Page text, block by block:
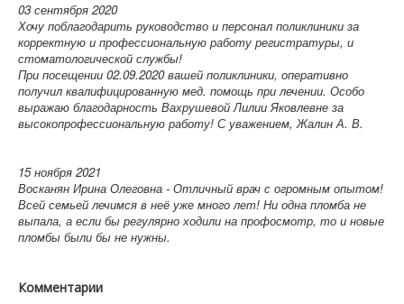
03 сентября 2020
Хочу поблагодарить руководство и персонал поликлиники за
корректную и профессиональную работу регистратуры, и
стоматологической службы!
При посещении 02.09.2020 вашей поликлиники, оперативно
получил квалифицированную мед. помощь при лечении. Особо
выражаю благодарность Вахрушевой Лилии Яковлевне за
высокопрофессиональную работу! С уважением, Жалин А. В.
15 ноября 2021
Восканян Ирина Олеговна - Отличный врач с огромным опытом!
Всей семьей лечимся в неё уже много лет! Ни одна пломба не
выпала, а если бы регулярно ходили на профосмотр, то и новые
пломбы были бы не нужны.
Комментарии